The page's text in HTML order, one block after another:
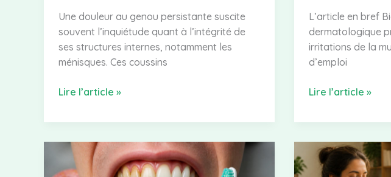
Une douleur au genou persistante suscite
souvent l’inquiétude quant à l’intégrité de
ses structures internes, notamment les
ménisques. Ces coussins
Fissure
:
faire
en
Lire l’article »
L’article en bref
dermatologique
irritations de la
d’emploi
Biafine
intime
mode
d’emploi
Lire l’article »